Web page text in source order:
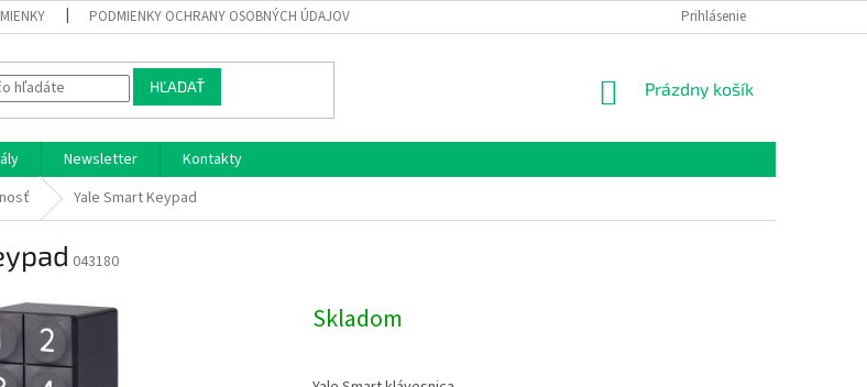
PODMIENKY OCHRANY OSOBNÝCH ÚDAJOV Prihlásenie
HĽADAŤ
NÁKUPNÝ
Prázdny košík
Newsletter
Kontakty
Yale Smart Keypad
043180
Skladom